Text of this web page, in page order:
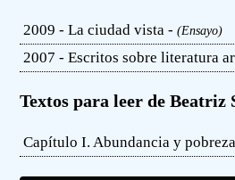
2009 - La ciudad vista -(Ensayo)
2007 - Escritos sobre literatura
Textos para leer de Beatriz
Capítulo I. Abundancia y